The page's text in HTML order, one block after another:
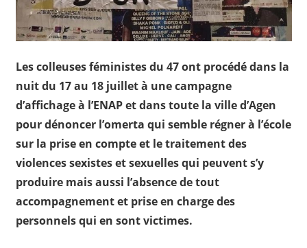
Les colleuses féministes du 47 ont procédé dans la
nuit du 17 au 18 juillet à une campagne
d’affichage à l’ENAP et dans toute la ville d’Agen
pour dénoncer l’omerta qui semble régner à l’école
sur la prise en compte et le traitement des
violences sexistes et sexuelles qui peuvent s’y
produire mais aussi l’absence de tout
accompagnement et prise en charge des
personnels qui en sont victimes.